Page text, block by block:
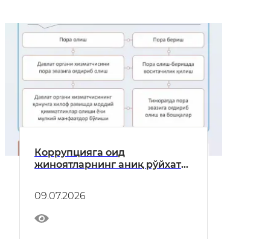
Коррупцияга оид
жиноятларнинг аниқ рўйхати
09.07.2026